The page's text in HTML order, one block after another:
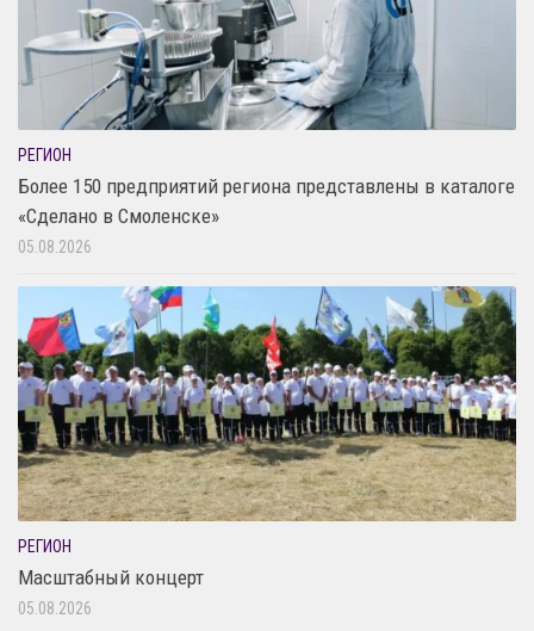
РЕГИОН
Более 150 предприятий региона представлены в каталоге
«Сделано в Смоленске»
05.08.2026
РЕГИОН
Масштабный концерт
05.08.2026